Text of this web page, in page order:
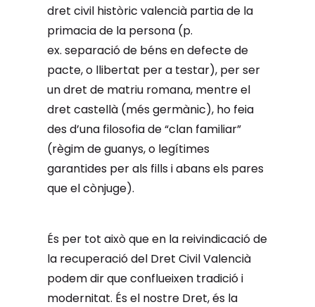
dret civil històric valencià partia de la
primacia de la persona (p.
ex. separació de béns en defecte de
pacte, o llibertat per a testar), per ser
un dret de matriu romana, mentre el
dret castellà (més germànic), ho feia
des d’una filosofia de “clan familiar”
(règim de guanys, o legítimes
garantides per als fills i abans els pares
que el cònjuge).
És per tot això que en la reivindicació de
la recuperació del Dret Civil Valencià
podem dir que conflueixen tradició i
modernitat. És el nostre Dret, és la